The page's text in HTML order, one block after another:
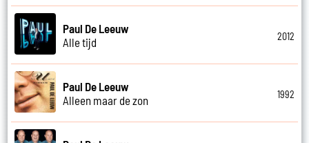
Paul De Leeuw
Alle tijd
2012
Paul De Leeuw
Alleen maar de zon
1992